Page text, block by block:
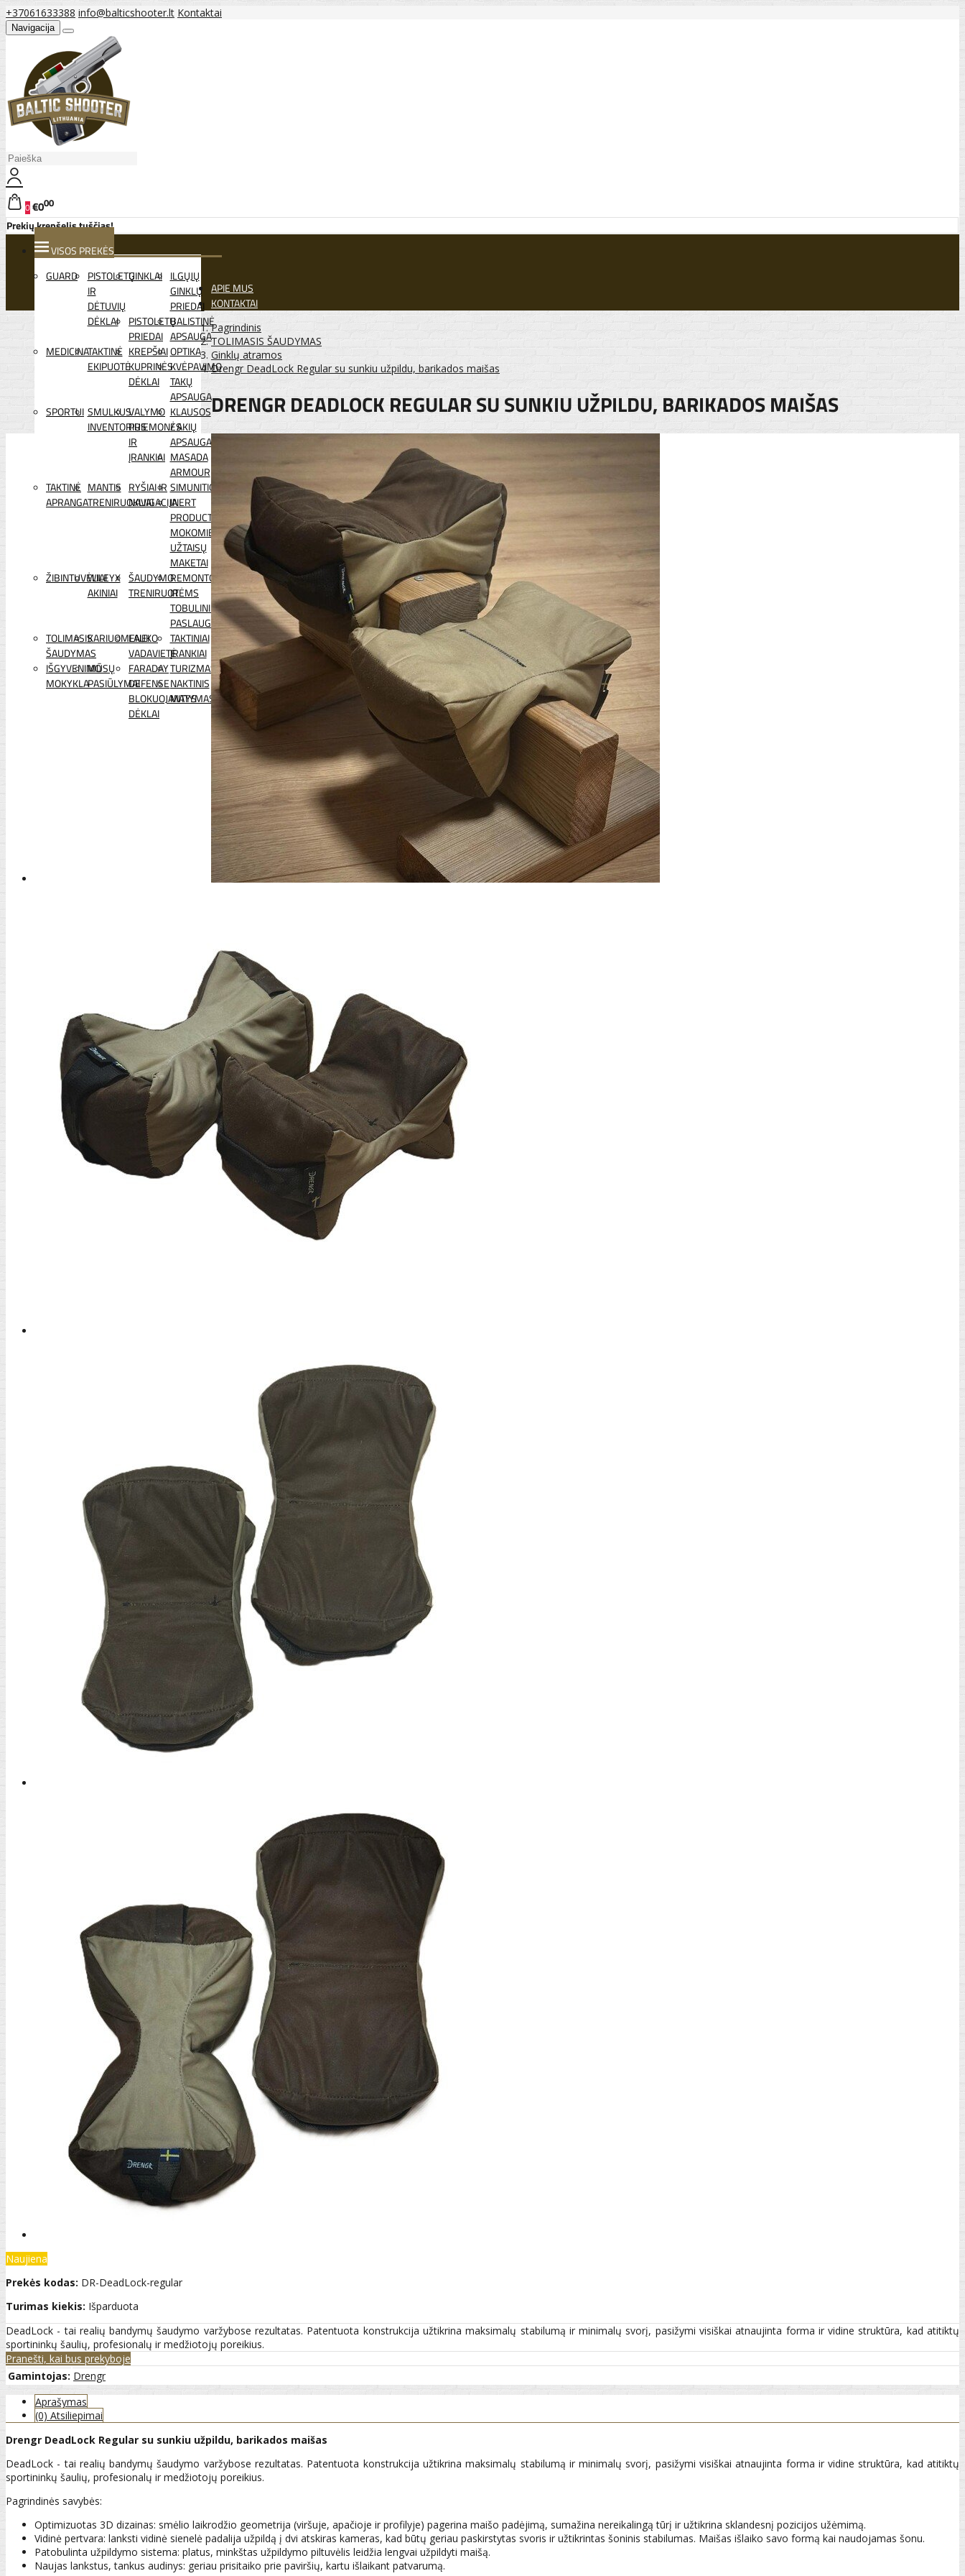
+37061633388 info@balticshooter.lt Kontaktai
Navigacija
0€000
Prekių krepšelis tuščias!
VISOS PREKĖS
GUARD
PISTOLETŲ
IR
DĖTUVIŲ
DĖKLAI
GINKLAI ILGŲJŲ
GINKLŲ
PRIEDAI
PISTOLETŲ
PRIEDAI
BALISTINĖ
APSAUGA
MEDICINATAKTINĖ
EKIPUOTĖ
KREPŠIAI
KUPRINĖS
DĖKLAI
OPTIKA
KVĖPAVIMO
TAKŲ
APSAUGA
SPORTUI SMULKUS
INVENTORIUS
VALYMO
PRIEMONĖS
IR
ĮRANKIAI
KLAUSOS
/ AKIŲ
APSAUGA
MASADA
ARMOUR
TAKTINĖ
APRANGA
MANTIS
TRENIRUOKLIAI
RYŠIAI IR
NAVIGACIJA
SIMUNITION
INERT
PRODUCTS
MOKOMIEJI
UŽTAISŲ
MAKETAI
ŽIBINTUVĖLIAI
WILEYX
AKINIAI
ŠAUDYMO
TRENIRUOTĖMS
REMONTO
IR
TOBULINIMO
PASLAUGOS
TOLIMASIS
ŠAUDYMAS
KARIUOMENEI
LAUKO
VADAVIETĖ
TAKTINIAI
ĮRANKIAI
IŠGYVENIMO
MOKYKLA
MŪSŲ
PASIŪLYMAI
FARADAY
DEFENSE
BLOKUOJANTYS
DĖKLAI
TURIZMAS
NAKTINIS
MATYMAS
APIE MUS
KONTAKTAI
Pagrindinis
TOLIMASIS ŠAUDYMAS
Ginklų atramos
Drengr DeadLock Regular su sunkiu užpildu, barikados maišas
DRENGR DEADLOCK REGULAR SU SUNKIU UŽPILDU, BARIKADOS MAIŠAS
Naujiena
Prekės kodas: DR-DeadLock-regular
Turimas kiekis: Išparduota
DeadLock - tai realių bandymų šaudymo varžybose rezultatas. Patentuota konstrukcija užtikrina maksimalų stabilumą ir minimalų svorį, pasižymi visiškai atnaujinta forma ir vidine struktūra, kad atitiktų
sportininkų šaulių, profesionalų ir medžiotojų poreikius.
Pranešti, kai bus prekyboje
Gamintojas: Drengr
Aprašymas
(0) Atsiliepimai
Drengr DeadLock Regular su sunkiu užpildu, barikados maišas
DeadLock - tai realių bandymų šaudymo varžybose rezultatas. Patentuota konstrukcija užtikrina maksimalų stabilumą ir minimalų svorį, pasižymi visiškai atnaujinta forma ir vidine struktūra, kad atitiktų
sportininkų šaulių, profesionalų ir medžiotojų poreikius.
Pagrindinės savybės:
Optimizuotas 3D dizainas: smėlio laikrodžio geometrija (viršuje, apačioje ir profilyje) pagerina maišo padėjimą, sumažina nereikalingą tūrį ir užtikrina sklandesnį pozicijos užėmimą.
Vidinė pertvara: lanksti vidinė sienelė padalija užpildą į dvi atskiras kameras, kad būtų geriau paskirstytas svoris ir užtikrintas šoninis stabilumas. Maišas išlaiko savo formą kai naudojamas šonu.
Patobulinta užpildymo sistema: platus, minkštas užpildymo piltuvėlis leidžia lengvai užpildyti maišą.
Naujas lankstus, tankus audinys: geriau prisitaiko prie paviršių, kartu išlaikant patvarumą.